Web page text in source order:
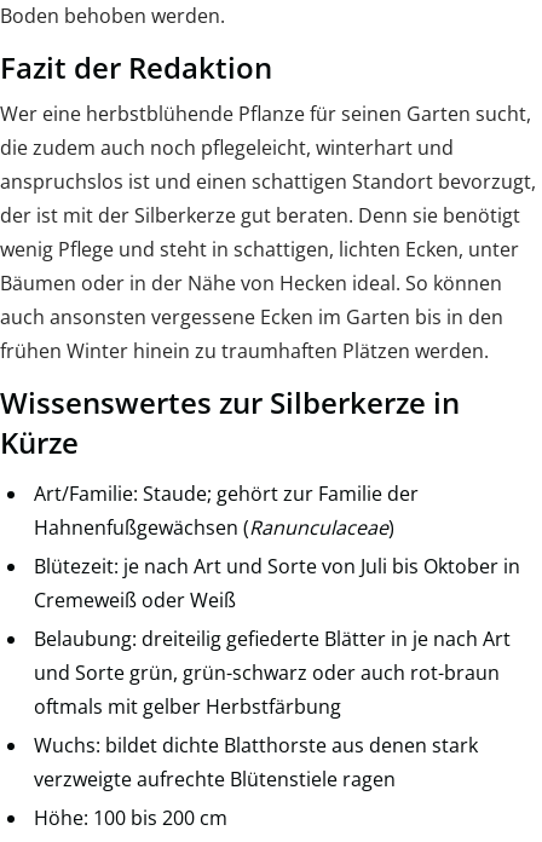
Boden behoben werden.
Fazit der Redaktion
Wer eine herbstblühende Pflanze für seinen Garten sucht,
die zudem auch noch pflegeleicht, winterhart und
anspruchslos ist und einen schattigen Standort bevorzugt,
der ist mit der Silberkerze gut beraten. Denn sie benötigt
wenig Pflege und steht in schattigen, lichten Ecken, unter
Bäumen oder in der Nähe von Hecken ideal. So können
auch ansonsten vergessene Ecken im Garten bis in den
frühen Winter hinein zu traumhaften Plätzen werden.
Wissenswertes zur Silberkerze in
Kürze
Art/Familie: Staude; gehört zur Familie der
Hahnenfußgewächsen (Ranunculaceae)
Blütezeit: je nach Art und Sorte von Juli bis Oktober in
Cremeweiß oder Weiß
Belaubung: dreiteilig gefiederte Blätter in je nach Art
und Sorte grün, grün-schwarz oder auch rot-braun
oftmals mit gelber Herbstfärbung
Wuchs: bildet dichte Blatthorste aus denen stark
verzweigte aufrechte Blütenstiele ragen
Höhe: 100 bis 200 cm